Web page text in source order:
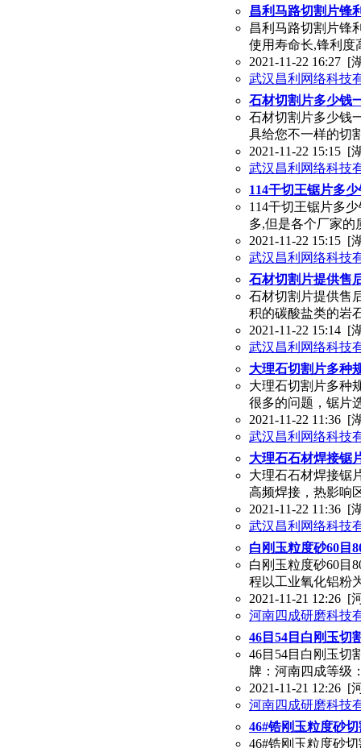
昌利马路切割片锋
昌利马路切割片锋
使用寿命长,锋利度
2021-11-22 16:27 [
武汉昌利网络科技
石材切割片多少钱
石材切割片多少钱
具给您不一样的切
2021-11-22 15:15 [
武汉昌利网络科技
114干切王锯片多
114干切王锯片多
多,但是各个厂家的
2021-11-22 15:15 [
武汉昌利网络科技
石材切割片提供售
石材切割片提供售
积的碳酸盐类的岩
2021-11-22 15:14 [
武汉昌利网络科技
大理石切割片多种
大理石切割片多种
很多的问题，锯片
2021-11-22 11:36 [
武汉昌利网络科技
大理石石材焊接锯
大理石石材焊接锯
高频焊接，热影响
2021-11-22 11:36 [
武汉昌利网络科技
白刚玉粒度砂60目
白刚玉粒度砂60目
程以工业氧化铝粉
2021-11-21 12:26 [
河南四成研磨科技
46目54目白刚玉切
46目54目白刚玉切
牌：河南四成等级
2021-11-21 12:26 [
河南四成研磨科技
46#锆刚玉粒度砂
46#锆刚玉粒度砂